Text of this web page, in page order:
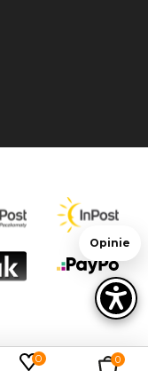
0 0
Opinie